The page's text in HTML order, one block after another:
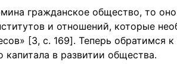
гражданское общество, то
и отношений, которые
[3, c. 169]. Теперь
капитала в развитии общества.